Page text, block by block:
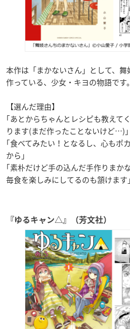
本作は「まかないさん」として、
作っている、少女・キヨの物語です。
【選んだ理由】
｢あとからちゃんとレシピも教えて
ります(まだ作ったことないけど…)｣
｢食べてみたい！となるし、心もポ
から｣
｢素朴だけど手の込んだ手作りまか
毎食を楽しみにしてるのも頷けます｣
『ゆるキャン△』（芳文社）